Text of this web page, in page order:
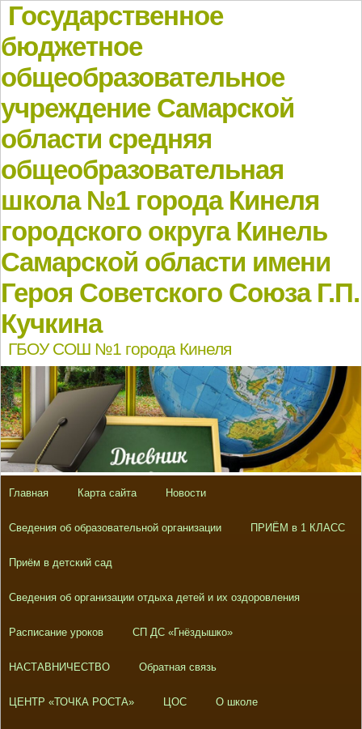
Государственное
бюджетное
общеобразовательное
учреждение Самарской
области средняя
общеобразовательная
школа №1 города Кинеля
городского округа Кинель
Самарской области имени
Героя Советского Союза Г.П.
Кучкина
ГБОУ СОШ №1 города Кинеля
Главная Карта сайта Новости
Сведения об образовательной организации ПРИЁМ в 1 КЛАСС
Приём в детский сад
Сведения об организации отдыха детей и их оздоровления
Расписание уроков СП ДС «Гнёздышко»
НАСТАВНИЧЕСТВО Обратная связь
ЦЕНТР «ТОЧКА РОСТА» ЦОС О школе